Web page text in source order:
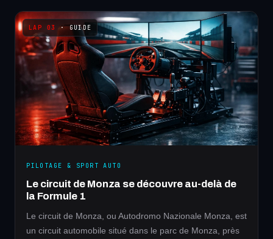
· GUIDE
PILOTAGE & SPORT AUTO
Le circuit de Monza se découvre au-delà de
la Formule 1
Le circuit de Monza, ou Autodromo Nazionale Monza, est
un circuit automobile situé dans le parc de Monza, près